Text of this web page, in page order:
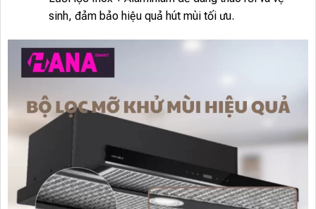
sinh, đảm bảo hiệu quả hút mùi tối ưu.